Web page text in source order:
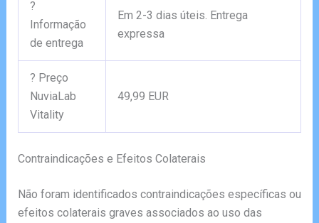
?
Informação
de entrega
Em 2-3 dias úteis. Entrega
expressa
? Preço
NuviaLab
Vitality
49,99 EUR
Contraindicações e Efeitos Colaterais
Não foram identificados contraindicações específicas ou
efeitos colaterais graves associados ao uso das